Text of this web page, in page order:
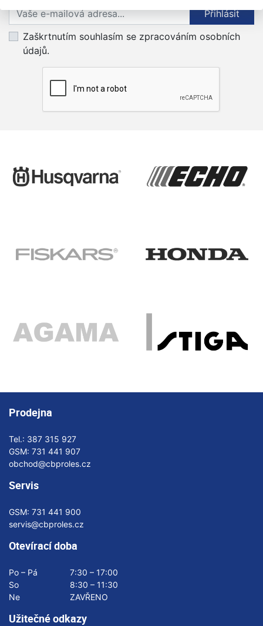
Přihlaste se k odběru novinek
Přihlásit
Zaškrtnutím souhlasím se zpracováním osobních
údajů.
Prodejna
Tel.: 387 315 927
GSM: 731 441 907
obchod@cbproles.cz
Servis
GSM: 731 441 900
servis@cbproles.cz
Otevírací doba
Po – Pá
7:30 – 17:00
So
8:30 – 11:30
Ne
ZAVŘENO
Užitečné odkazy